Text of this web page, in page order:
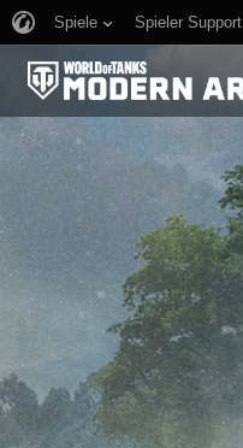
Spiele Spieler Support